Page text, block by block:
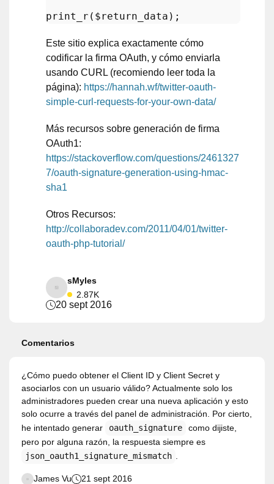
print_r ( $return_data
Este sitio explica exactamente cómo
codificar la firma OAuth, y cómo enviarla
usando CURL (recomiendo leer toda la
página): https://hannah.wf/twitter-oauth-
simple-curl-requests-for-your-own-data/
Más recursos sobre generación de firma
OAuth1:
https://stackoverflow.com/questions/2461327
7/oauth-signature-generation-using-hmac-
sha1
Otros Recursos:
http://collaboradev.com/2011/04/01/twitter-
oauth-php-tutorial/
sMyles
2.87K
20 sept 2016
Comentarios
¿Cómo puedo obtener el Client ID y Client Secret y
asociarlos con un usuario válido? Actualmente solo los
administradores pueden crear una nueva aplicación y esto
solo ocurre a través del panel de administración. Por cierto,
he intentado generar
oauth_signature
como dijiste,
pero por alguna razón, la respuesta siempre es
json_oauth1_signature_mismatch .
James Vu 21 sept 2016